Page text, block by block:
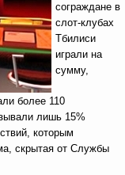
сограждане в
слот-клубах
Тбилиси
играли на
сумму,
более 110
лишь 15%
которым
скрытая от Службы